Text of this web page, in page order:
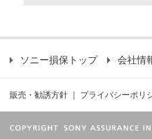
ソニー損保トップ 会社情
販売・勧誘方針 プライバシーポリ